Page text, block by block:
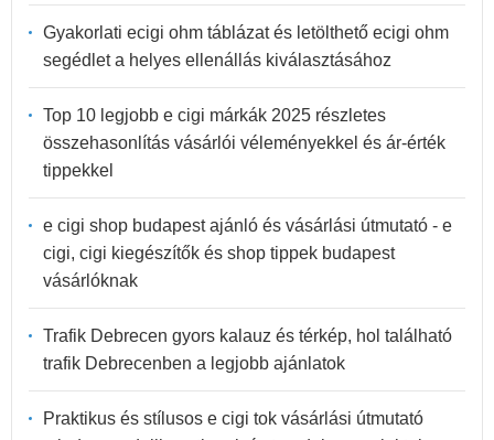
Gyakorlati ecigi ohm táblázat és letölthető ecigi ohm
segédlet a helyes ellenállás kiválasztásához
Top 10 legjobb e cigi márkák 2025 részletes
összehasonlítás vásárlói véleményekkel és ár-érték
tippekkel
e cigi shop budapest ajánló és vásárlási útmutató - e
cigi, cigi kiegészítők és shop tippek budapest
vásárlóknak
Trafik Debrecen gyors kalauz és térkép, hol található
trafik Debrecenben a legjobb ajánlatok
Praktikus és stílusos e cigi tok vásárlási útmutató